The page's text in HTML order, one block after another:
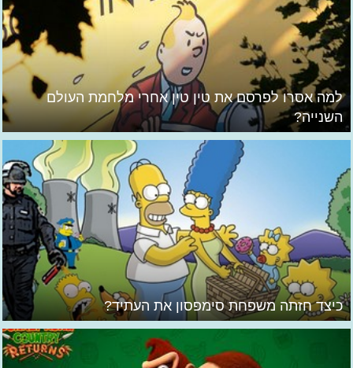
למה אסרו לפרסם את טין טין אחרי מלחמת העולם
השנייה?
כיצד חזתה משפחת סימפסון את העתיד?